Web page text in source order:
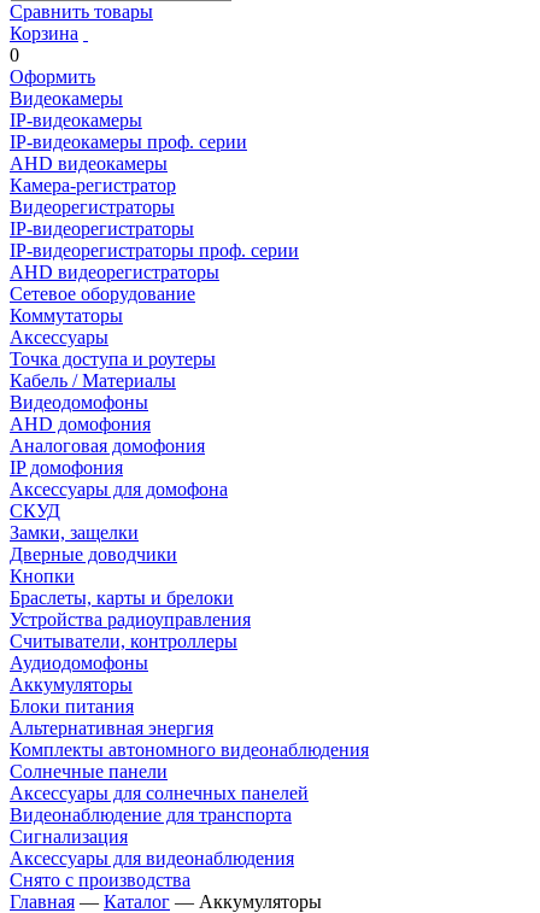
Сравнить товары
Корзина
0
Оформить
Видеокамеры
IP-видеокамеры
IP-видеокамеры проф. серии
AHD видеокамеры
Камера-регистратор
Видеорегистраторы
IP-видеорегистраторы
IP-видеорегистраторы проф. серии
AHD видеорегистраторы
Сетевое оборудование
Коммутаторы
Аксессуары
Точка доступа и роутеры
Кабель / Материалы
Видеодомофоны
AHD домофония
Аналоговая домофония
IP домофония
Аксессуары для домофона
СКУД
Замки, защелки
Дверные доводчики
Кнопки
Браслеты, карты и брелоки
Устройства радиоуправления
Считыватели, контроллеры
Аудиодомофоны
Аккумуляторы
Блоки питания
Альтернативная энергия
Комплекты автономного видеонаблюдения
Солнечные панели
Аксессуары для солнечных панелей
Видеонаблюдение для транспорта
Сигнализация
Аксессуары для видеонаблюдения
Снято с производства
Главная — Каталог — Аккумуляторы